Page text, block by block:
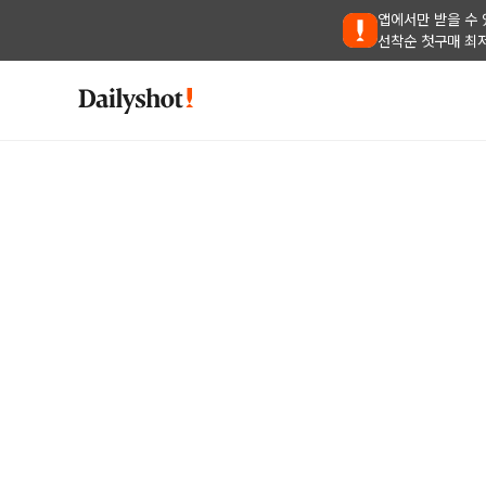
앱에서만 받을 수
선착순 첫구매 최